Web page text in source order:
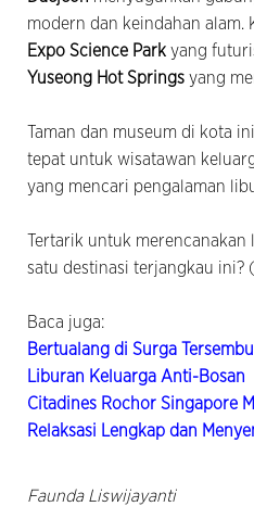
modern dan keindahan alam.
Expo Science Park yang
Yuseong Hot Springs yang
Taman dan museum di kota
tepat untuk wisatawan
yang mencari pengalaman
Tertarik untuk merencanakan
satu destinasi terjangkau ini? (
Baca juga:
Bertualang di Surga
Liburan Keluarga Anti-Bosan
Citadines Rochor Singapore
Relaksasi Lengkap dan
Faunda Liswijayanti